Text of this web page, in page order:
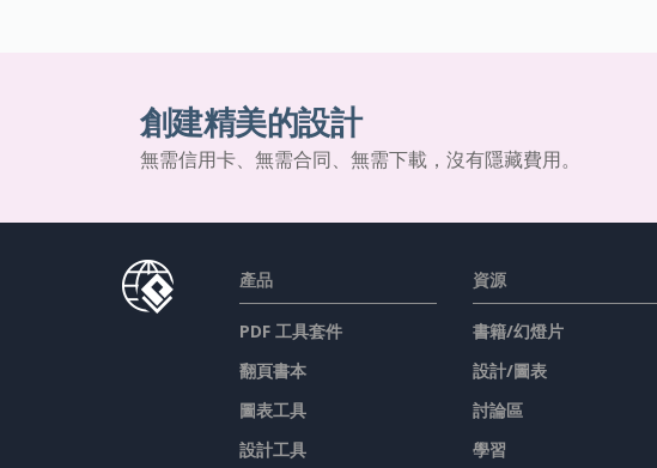
創建精美的設計
無需信用卡、無需合同、無需下載，沒有隱藏費用。
產品
PDF 工具套件
翻頁書本
圖表工具
設計工具
資源
書籍/幻燈片
設計/圖表
討論區
學習